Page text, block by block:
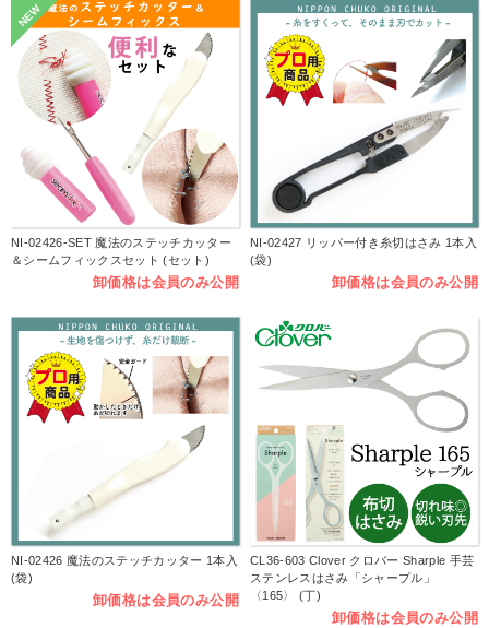
NEW
NI-02426-SET 魔法のステッチカッター
＆シームフィックスセット (セット)
卸価格は会員のみ公開
NI-02427 リッパー付き糸切はさみ 1本入
(袋)
卸価格は会員のみ公開
NI-02426 魔法のステッチカッター 1本入
(袋)
卸価格は会員のみ公開
CL36-603 Clover クロバー Sharple 手芸
ステンレスはさみ「シャープル」
〈165〉 (丁)
卸価格は会員のみ公開